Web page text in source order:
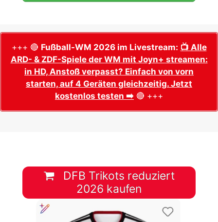
+++ 🔴 Fußball-WM 2026 im Livestream: 📺 Alle
ARD- & ZDF-Spiele der WM mit Joyn+ streamen:
in HD, Anstoß verpasst? Einfach von vorn
starten, auf 4 Geräten gleichzeitig. Jetzt
kostenlos testen ➡️ 🔴 +++
DFB Trikots reduziert
2026 kaufen